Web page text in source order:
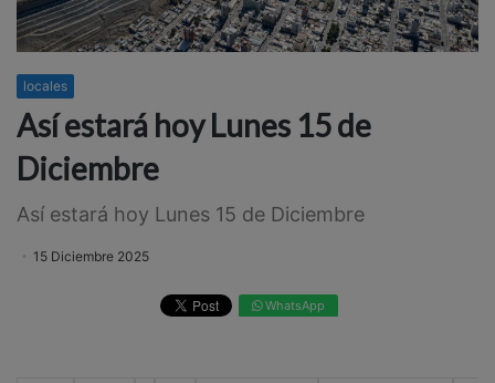
locales
Así estará hoy Lunes 15 de
Diciembre
Así estará hoy Lunes 15 de Diciembre
15 Diciembre 2025
WhatsApp